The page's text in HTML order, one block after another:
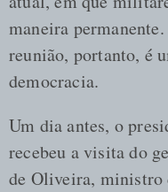
maneira
reunião, portanto, é
democracia.
Um dia antes, o
recebeu a visita do
de Oliveira, ministro